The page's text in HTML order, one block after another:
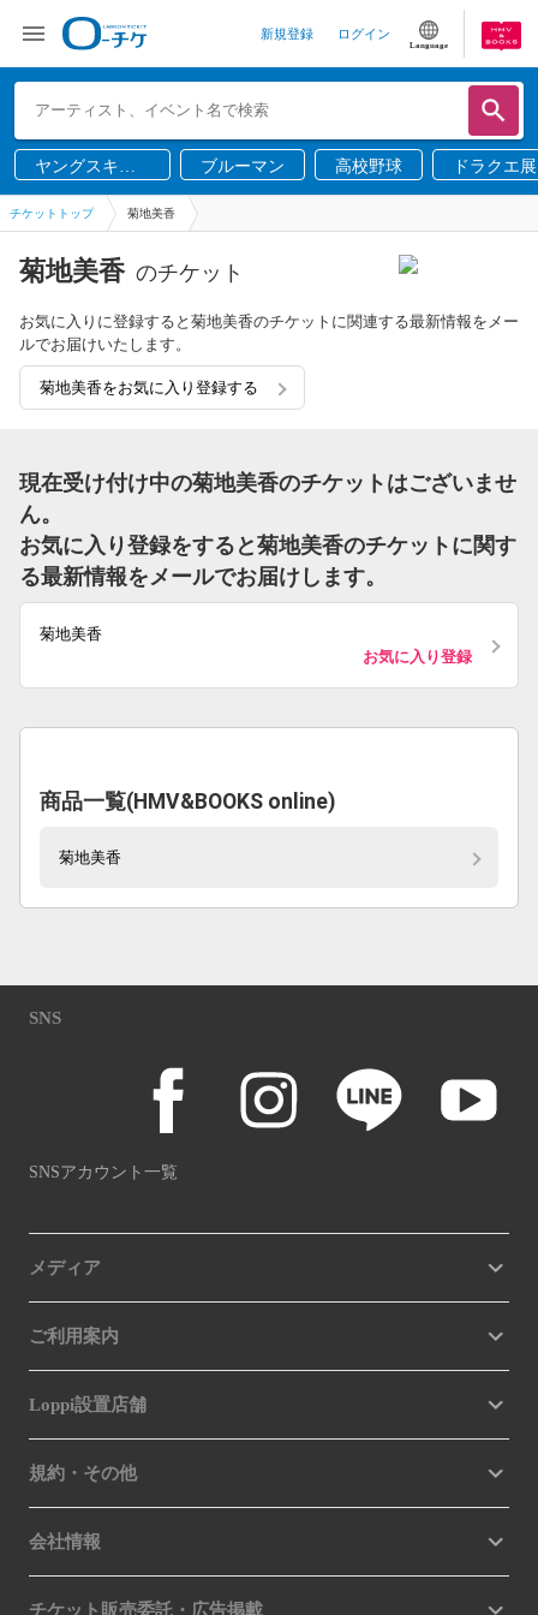
新規登録 ログイン
Language
ヤングスキニ
ー
ブルーマン 高校野球 ドラクエ展
チケットトップ 菊地美香
菊地美香 のチケット
お気に入りに登録すると菊地美香のチケットに関連する最新情報をメー
ルでお届けいたします。
菊地美香をお気に入り登録する
現在受け付け中の菊地美香のチケットはございませ
ん。
お気に入り登録をすると菊地美香のチケットに関す
る最新情報をメールでお届けします。
菊地美香
お気に入り登録
商品一覧(HMV&BOOKS online)
菊地美香
SNS
SNSアカウント一覧
メディア
ご利用案内
Loppi設置店舗
規約・その他
会社情報
チケット販売委託・広告掲載